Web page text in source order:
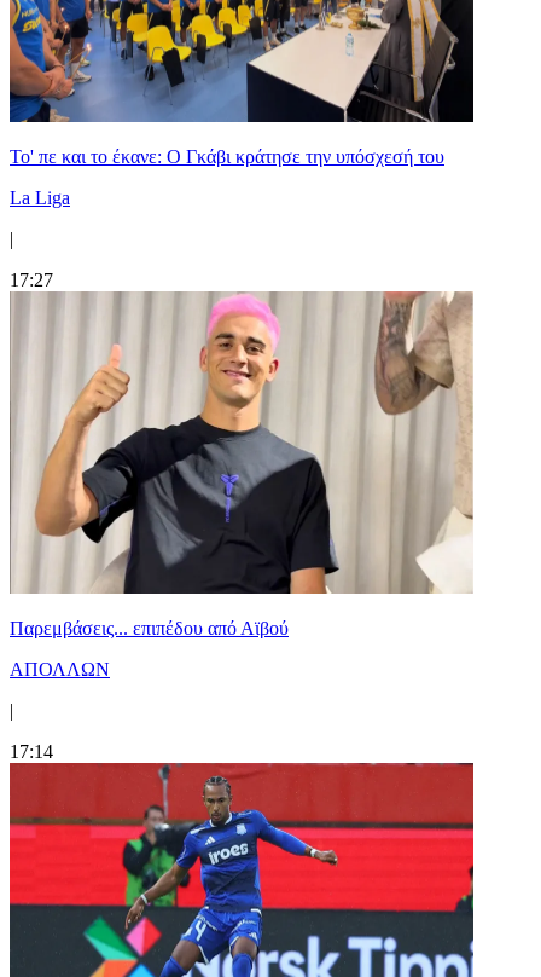
Το' πε και το έκανε: Ο Γκάβι κράτησε την υπόσχεσή του
La Liga
|
17:27
Παρεμβάσεις... επιπέδου από Αϊβού
ΑΠΟΛΛΩΝ
|
17:14